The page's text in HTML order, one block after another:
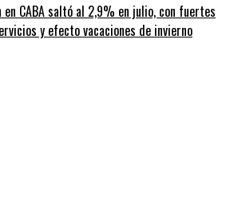
en CABA saltó al 2,9% en julio, con fuertes
y efecto vacaciones de invierno